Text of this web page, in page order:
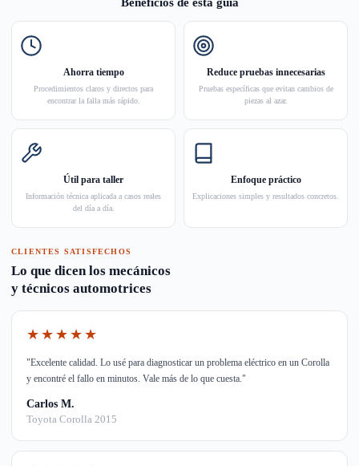
Ahorra tiempo
Procedimientos claros y directos para
encontrar la falla más rápido.
Reduce pruebas innecesarias
Pruebas específicas que evitan cambios de
piezas al azar.
Útil para taller
Información técnica aplicada a casos reales
del día a día.
Enfoque práctico
Explicaciones simples y resultados concretos.
CLIENTES SATISFECHOS
Lo que dicen los mecánicos
y técnicos automotrices
★★★★★
"Excelente calidad. Lo usé para diagnosticar un problema eléctrico en un Corolla
y encontré el fallo en minutos. Vale más de lo que cuesta."
Carlos M.
Toyota Corolla 2015